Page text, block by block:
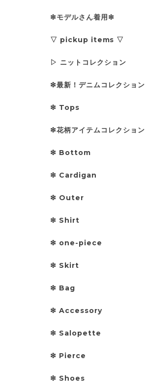
❇︎モデルさん着用❇︎
▽ pickup items ▽
▷ ニットコレクション
❇︎最新！デニムコレクション
❇︎ Tops
❇︎花柄アイテムコレクション
❇︎ Bottom
❇︎ Cardigan
❇︎ Outer
❇︎ Shirt
❇︎ one-piece
❇︎ Skirt
❇︎ Bag
❇︎ Accessory
❇︎ Salopette
❇︎ Pierce
❇︎ Shoes